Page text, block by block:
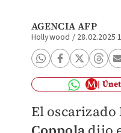
AGENCIA AFP
Hollywood / 28.02.2025
El oscarizado